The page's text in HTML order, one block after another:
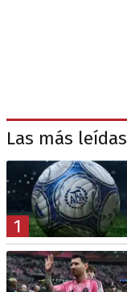
Las más leídas
1